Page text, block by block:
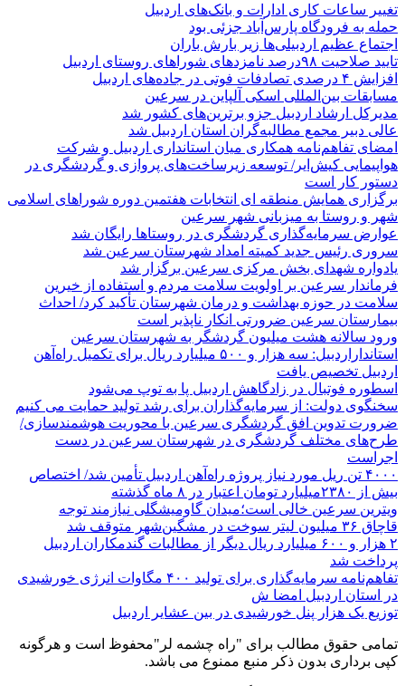
تغییر ساعات کاری ادارات و بانک‌های اردبیل
حمله به فرودگاه پارس‌‌آباد جزئی بود
اجتماع عظیم اردبیلی‌ها زیر بارش باران
تایید صلاحیت ۹۸درصد نامزدهای شوراهای روستای اردبیل
افزایش ۴ درصدی تصادفات فوتی در جاده‌های اردبیل
مسابقات بین‌المللی اسکی آلپاین در سرعین
مدیرکل ارشاد اردبیل جزو برترین‌های کشور شد
عالی دبیر مجمع مطالبه‌گران استان اردبیل شد
امضای تفاهم‌نامه همکاری میان استانداری اردبیل و شرکت
هواپیمایی کیش‌ایر/ توسعه زیرساخت‌های پروازی و گردشگری در
دستور کار است
برگزاری همایش منطقه ای انتخابات هفتمین دوره شوراهای اسلامی
شهر و روستا به میزبانی شهر سرعین
عوارض سرمایه‌گذاری گردشگری در روستاها رایگان شد
سروری رئیس جدید کمیته امداد شهرستان سرعین شد
یادواره شهدای بخش مرکزی سرعین برگزار شد
فرماندار سرعین بر اولویت سلامت مردم و استفاده از خیرین
سلامت در حوزه بهداشت و درمان شهرستان تأکید کرد/ احداث
بیمارستان سرعین ضرورتی انکار ناپذیر است
ورود سالانه هشت میلیون گردشگر به شهرستان سرعین
استانداراردبیل: سه هزار و ۵۰۰ میلیارد ریال برای تکمیل راه‌آهن
اردبیل تخصیص یافت
اسطوره فوتبال در زادگاهش اردبیل پا به توپ می‌شود
سخنگوی دولت: از سرمایه‌گذاران برای رشد تولید حمایت می کنیم
ضرورت تدوین افق گردشگری سرعین با محوریت هوشمندسازی/
طرح‌های مختلف گردشگری در شهرستان سرعین در دست
اجراست
۴۰۰۰ تن ریل مورد نیاز پروژه راه‌آهن اردبیل تأمین شد/ اختصاص
بیش از ۲۳۸۰میلیارد تومان اعتبار در ۸ ماه گذشته
ویترین سرعین خالی است؛میدان گاومیشگلی نیازمند توجه
قاچاق ۳۶ میلیون لیتر سوخت در مشگین‌شهر متوقف شد
۲ هزار و ۶۰۰‌ میلیارد ریال دیگر از مطالبات گندمکاران اردبیل
پرداخت شد
تفاهم‌نامه سرمایه‌گذاری برای تولید ۴۰۰ مگاوات انرژی خورشیدی
در استان اردبیل امضا ش
توزیع یک هزار پنل خورشیدی در بین عشایر اردبیل
تمامی حقوق مطالب برای "راه چشمه لر"محفوظ است و هرگونه
کپی برداری بدون ذکر منبع ممنوع می باشد.